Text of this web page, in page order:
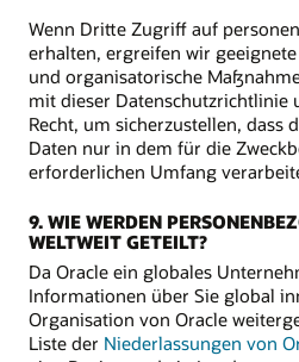
Wenn Dritte Zugriff auf
erhalten, ergreifen wir
und organisatorische
mit dieser Datenschutzrichtlinie
Recht, um sicherzustellen, dass
Daten nur in dem für die
erforderlichen Umfang
9. WIE WERDEN
WELTWEIT GETEILT?
Da Oracle ein globales
Informationen über Sie global
Organisation von Oracle
Liste der Niederlassungen von